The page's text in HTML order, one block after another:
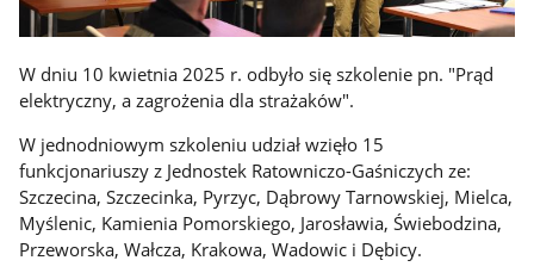
W dniu 10 kwietnia 2025 r. odbyło się szkolenie pn. "Prąd
elektryczny, a zagrożenia dla strażaków".
W jednodniowym szkoleniu udział wzięło 15
funkcjonariuszy z Jednostek Ratowniczo-Gaśniczych ze:
Szczecina, Szczecinka, Pyrzyc, Dąbrowy Tarnowskiej, Mielca,
Myślenic, Kamienia Pomorskiego, Jarosławia, Świebodzina,
Przeworska, Wałcza, Krakowa, Wadowic i Dębicy.